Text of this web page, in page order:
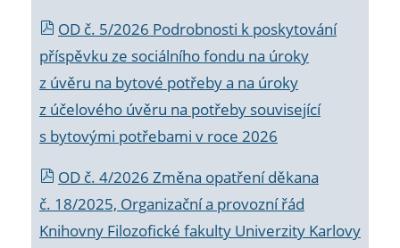
OD č. 5/2026 Podrobnosti k poskytování
příspěvku ze sociálního fondu na úroky
z úvěru na bytové potřeby a na úroky
z účelového úvěru na potřeby související
s bytovými potřebami v roce 2026
OD č. 4/2026 Změna opatření děkana
č. 18/2025, Organizační a provozní řád
Knihovny Filozofické fakulty Univerzity Karlovy